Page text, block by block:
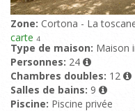
Zone: Cortona - La
carte 4
Type de maison: Maison
Personnes: 24
Chambres doubles: 12
Salles de bains: 9
Piscine: Piscine privée